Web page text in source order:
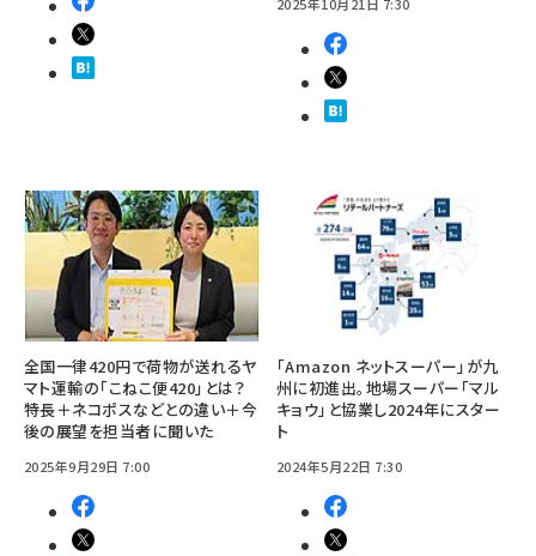
全国一律420円で荷物が送れるヤ
マト運輸の「こねこ便420」とは？
特長＋ネコポスなどとの違い＋今
後の展望を担当者に聞いた
2025年9月29日 7:00
「Amazon ネットスーパー」が九
州に初進出。地場スーパー「マル
キョウ」と協業し2024年にスター
ト
2024年5月22日 7:30